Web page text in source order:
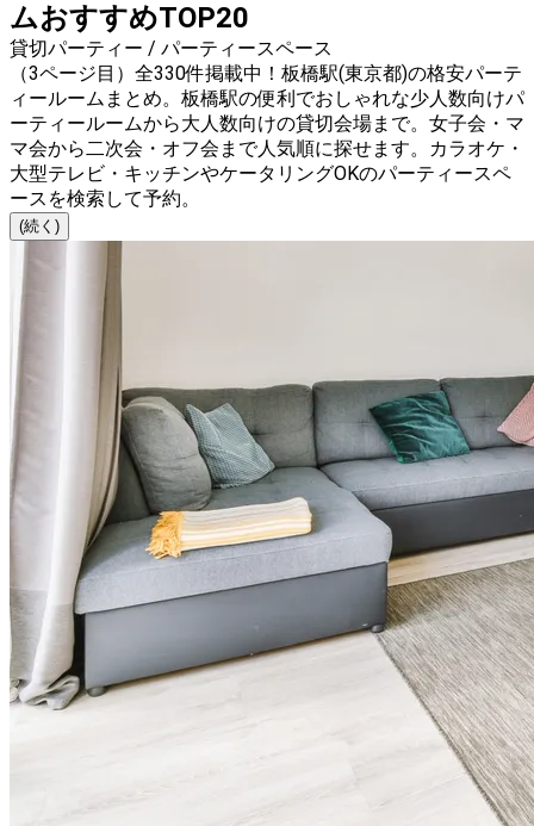
ムおすすめTOP20
貸切パーティー / パーティースペース
（3ページ目）全330件掲載中！板橋駅(東京都)の格安パーテ
ィールームまとめ。板橋駅の便利でおしゃれな少人数向けパ
ーティールームから大人数向けの貸切会場まで。女子会・マ
マ会から二次会・オフ会まで人気順に探せます。カラオケ・
大型テレビ・キッチンやケータリングOKのパーティースペ
ースを検索して予約。
(続く)